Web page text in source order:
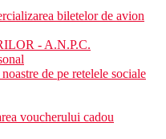
biletelor de avion
- A.N.P.C.
de pe retelele sociale
voucherului cadou